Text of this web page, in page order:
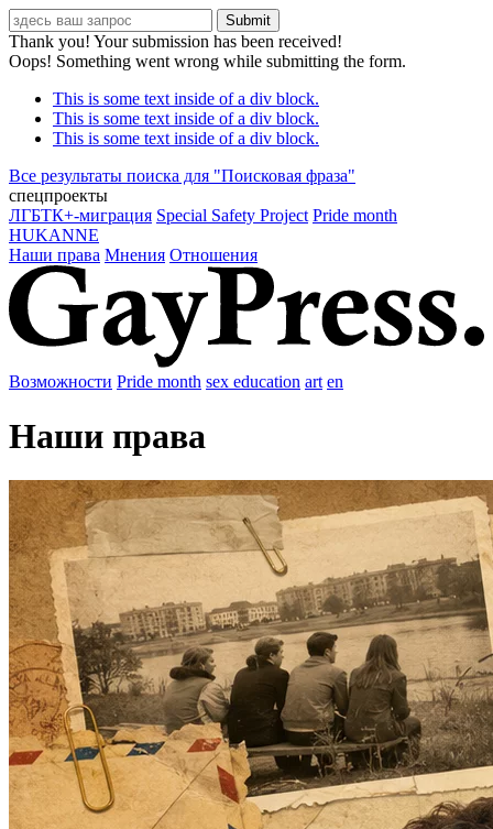
Thank you! Your submission has been received!
Oops! Something went wrong while submitting the form.
This is some text inside of a div block.
This is some text inside of a div block.
This is some text inside of a div block.
Все результаты поиска для "Поисковая фраза"
спецпроекты
ЛГБТК+-миграция Special Safety Project Pride month
HUKANNE
Наши права Мнения Отношения
Возможности Pride month sex education art en
Наши права